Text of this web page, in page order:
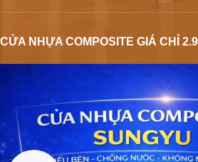
CỬA NHỰA COMPOSITE GIÁ CHỈ